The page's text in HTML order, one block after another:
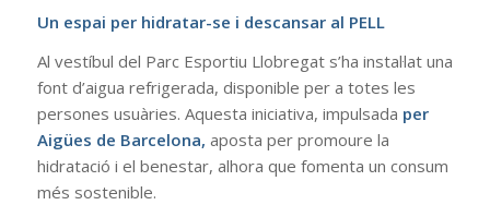
Un espai per hidratar-se i descansar al PELL
Al vestíbul del Parc Esportiu Llobregat s’ha instal·lat una
font d’aigua refrigerada, disponible per a totes les
persones usuàries. Aquesta iniciativa, impulsada per
Aigües de Barcelona, aposta per promoure la
hidratació i el benestar, alhora que fomenta un consum
més sostenible.